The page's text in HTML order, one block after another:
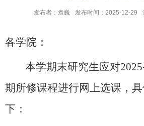
发布者：袁巍 发布时间：2025-12-29
各学院：
本学期末研究生应对
期所修课程进行网上选课，
下：